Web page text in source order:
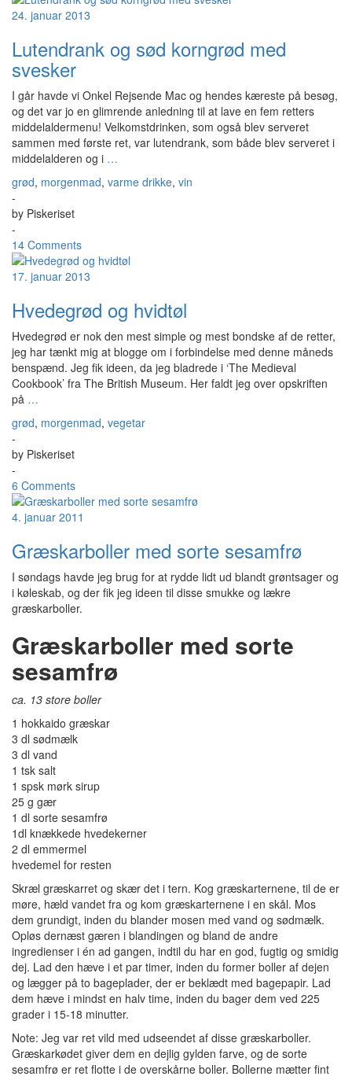
24. januar 2013
Lutendrank og sød korngrød med
svesker
I går havde vi Onkel Rejsende Mac og hendes kæreste på besøg,
og det var jo en glimrende anledning til at lave en fem retters
middelaldermenu! Velkomstdrinken, som også blev serveret
sammen med første ret, var lutendrank, som både blev serveret i
middelalderen og i …
grød, morgenmad, varme drikke, vin
-
by Piskeriset
-
14 Comments
17. januar 2013
Hvedegrød og hvidtøl
Hvedegrød er nok den mest simple og mest bondske af de retter,
jeg har tænkt mig at blogge om i forbindelse med denne måneds
benspænd. Jeg fik ideen, da jeg bladrede i ‘The Medieval
Cookbook’ fra The British Museum. Her faldt jeg over opskriften
på …
grød, morgenmad, vegetar
-
by Piskeriset
-
6 Comments
4. januar 2011
Græskarboller med sorte sesamfrø
I søndags havde jeg brug for at rydde lidt ud blandt grøntsager og
i køleskab, og der fik jeg ideen til disse smukke og lækre
græskarboller.
Græskarboller med sorte
sesamfrø
ca. 13 store boller
1 hokkaido græskar
3 dl sødmælk
3 dl vand
1 tsk salt
1 spsk mørk sirup
25 g gær
1 dl sorte sesamfrø
1dl knækkede hvedekerner
2 dl emmermel
hvedemel for resten
Skræl græskarret og skær det i tern. Kog græskarternene, til de er
møre, hæld vandet fra og kom græskarternene i en skål. Mos
dem grundigt, inden du blander mosen med vand og sødmælk.
Opløs dernæst gæren i blandingen og bland de andre
ingredienser i én ad gangen, indtil du har en god, fugtig og smidig
dej. Lad den hæve i et par timer, inden du former boller af dejen
og lægger på to bageplader, der er beklædt med bagepapir. Lad
dem hæve i mindst en halv time, inden du bager dem ved 225
grader i 15-18 minutter.
Note: Jeg var ret vild med udseendet af disse græskarboller.
Græskarkødet giver dem en dejlig gylden farve, og de sorte
sesamfrø er ret flotte i de overskårne boller. Bollerne mætter fint